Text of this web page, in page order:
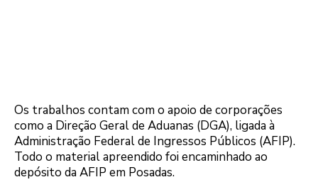
Os trabalhos contam com o apoio de corporações
como a Direção Geral de Aduanas (DGA), ligada à
Administração Federal de Ingressos Públicos (AFIP).
Todo o material apreendido foi encaminhado ao
depósito da AFIP em Posadas.